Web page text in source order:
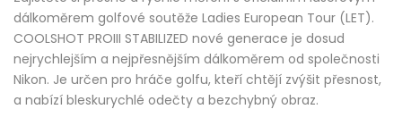
dálkoměrem golfové soutěže Ladies European Tour (LET).
COOLSHOT PROIII STABILIZED nové generace je dosud
nejrychlejším a nejpřesnějším dálkoměrem od společnosti
Nikon. Je určen pro hráče golfu, kteří chtějí zvýšit přesnost,
a nabízí bleskurychlé odečty a bezchybný obraz.